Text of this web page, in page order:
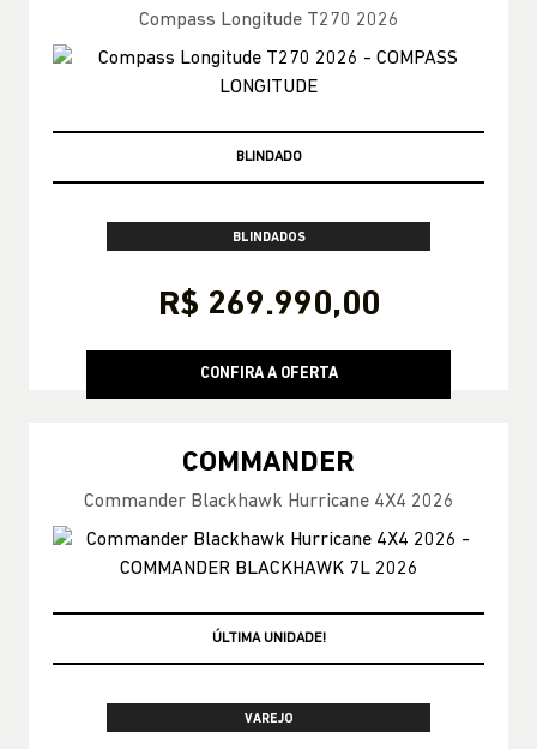
Compass Longitude T270 2026
PRONTA-ENTREGA
BLINDADOS
R$ 269.990,00
CONFIRA A OFERTA
COMMANDER
Commander Blackhawk Hurricane 4X4 2026
OPORTUNIDADE AZZURRA
VAREJO